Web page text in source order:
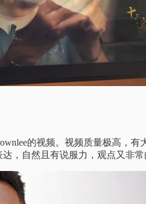
的视频。视频质量极高，
，自然且有说服力，观点又非